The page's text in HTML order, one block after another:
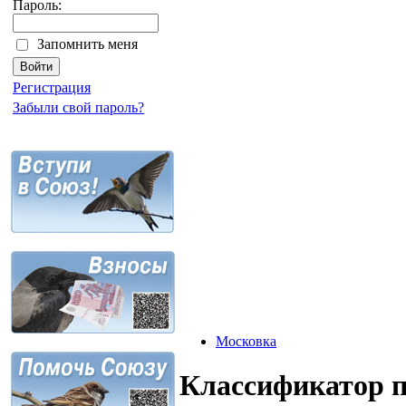
Пароль:
Запомнить меня
Регистрация
Забыли свой пароль?
Московка
Классификатор